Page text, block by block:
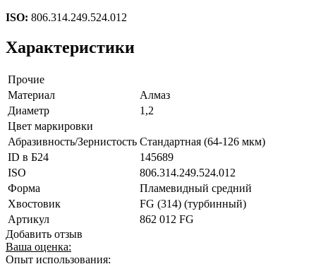
ISO: 806.314.249.524.012
Характеристики
Прочие
Материал
Алмаз
Диаметр
1,2
Цвет маркировки
Абразивность/Зернистость Стандартная (64-126 мкм)
ID в Б24
145689
ISO
806.314.249.524.012
Форма
Пламевидный средний
Хвостовик
FG (314) (турбинный)
Артикул
862 012 FG
Добавить отзыв
Ваша оценка:
Опыт использования: